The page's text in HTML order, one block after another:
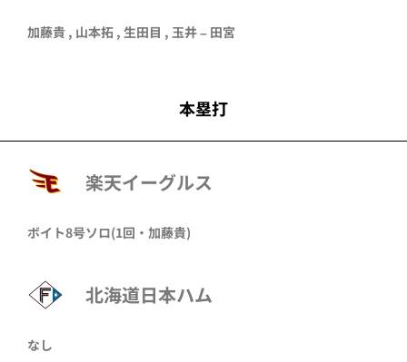
加藤貴 , 山本拓 , 生田目 , 玉井– 田宮
本塁打
楽天イーグルス
ボイト8号ソロ(1回・ 加藤貴)
北海道日本ハム
なし